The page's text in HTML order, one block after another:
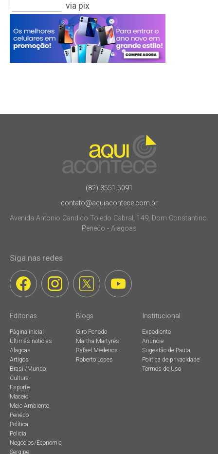
via pix
(82) 3551.5091
contato@aquiacontece.com.br
Avenida Antonio Candido Toledo Cabral, 149, Dom Constantino.
Penedo - Alagoas
Siga nas redes
Editorias
Página inicial
Últimas notícias
Alagoas
Artigos
Brasil/Mundo
Cultura
Esporte
Maceió
Meio Ambiente
Penedo
Política
Policial
Negócios/Economia
Sergipe
Blogs
Giro Penedo
Martha Martyres
Rafael Medeiros
Roberto Lopes
Institucional
Expediente
Anuncie
Sugestão de Pauta
Política de privacidade
Termos de Uso